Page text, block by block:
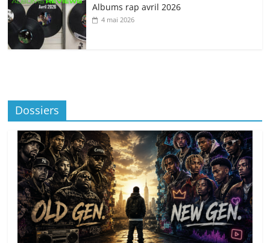
Albums rap avril 2026
4 mai 2026
Dossiers